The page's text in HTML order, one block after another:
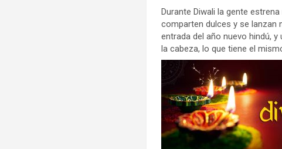
Durante Diwali la gente
comparten dulces y se lanzan
entrada del año nuevo hindú,
la cabeza, lo que tiene el